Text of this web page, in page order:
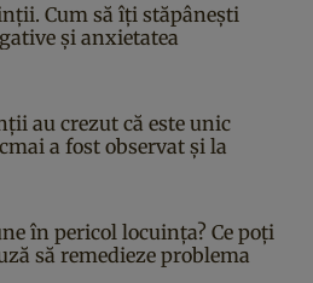
Cum să îți stăpânești
și anxietatea
au crezut că este unic
a fost observat și la
în pericol locuința? Ce poți
să remedieze problema